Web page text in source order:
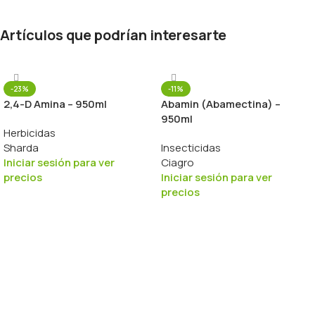
Artículos que podrían interesarte
-23%
2,4-D Amina – 950ml
Herbicidas
Sharda
Iniciar sesión para ver
precios
-11%
Abamin (Abamectina) –
950ml
Insecticidas
Ciagro
Iniciar sesión para ver
precios